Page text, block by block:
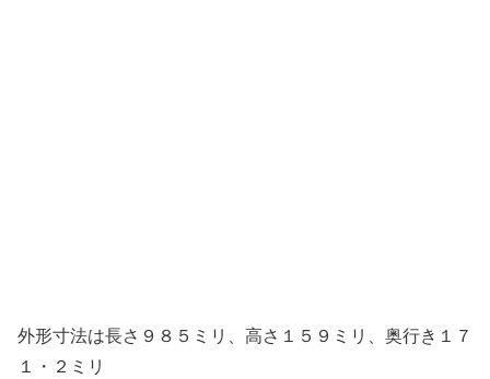
外形寸法は長さ９８５ミリ、高さ１５９ミリ、奥行き１７
１・２ミリ